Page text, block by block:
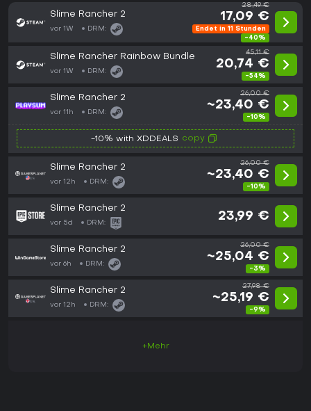
Slime Rancher 2
vor 1W DRM:
28,49 €
17,09 €
Endet in 11 Stunden
-40%
Slime Rancher Rainbow Bundle
vor 1W DRM:
45,11 €
20,74 €
-54%
Slime Rancher 2
vor 11h DRM:
26,00 €
~23,40 €
-10%
-10% with XDDEALS copy
Slime Rancher 2
vor 12h DRM:
26,00 €
~23,40 €
-10%
Slime Rancher 2
vor 5d DRM:
23,99 €
Slime Rancher 2
vor 6h DRM:
26,00 €
~25,04 €
-3%
Slime Rancher 2
vor 12h DRM:
27,98 €
~25,19 €
-9%
+Mehr